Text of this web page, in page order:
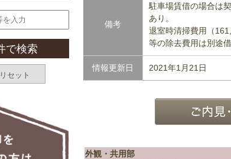
備考
駐車場賃借の場合は
あり。
退室時清掃費用（
等の除去費用は別途借
情報更新日 2021年1月21日
外観・共用部